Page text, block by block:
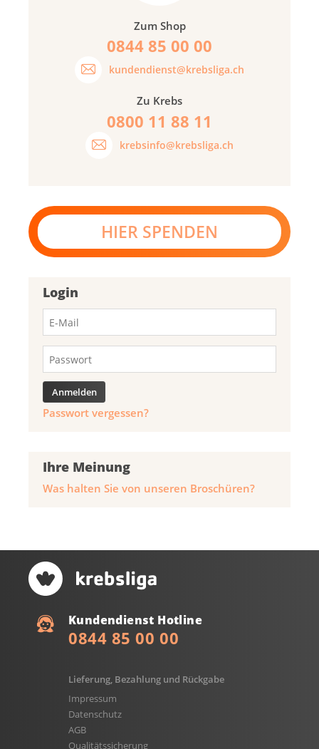
Zum Shop
0844 85 00 00
kundendienst@krebsliga.ch
Zu Krebs
0800 11 88 11
krebsinfo@krebsliga.ch
HIER SPENDEN
Login
Passwort vergessen?
Ihre Meinung
Was halten Sie von unseren Broschüren?
Kundendienst Hotline
0844 85 00 00
Lieferung, Bezahlung und Rückgabe
Impressum
Datenschutz
AGB
Qualitätssicherung